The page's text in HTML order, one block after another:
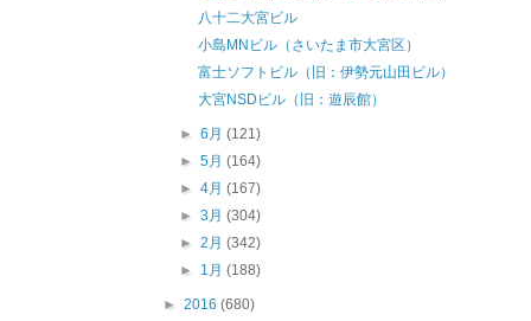
八十二大宮ビル
小島MNビル（さいたま市大宮区）
富士ソフトビル（旧：伊勢元山田ビル）
大宮NSDビル（旧：遊辰館）
►6月(121)
►5月(164)
►4月(167)
►3月(304)
►2月(342)
► 1月(188)
► 2016 (680)